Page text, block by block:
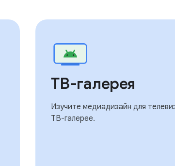
ТВ-галерея
Изучите медиадизайн для
ТВ-галерее.